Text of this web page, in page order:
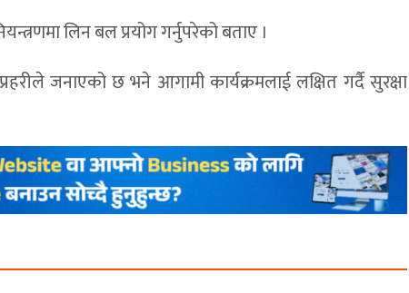
लिन बल प्रयोग गर्नुपरेको बताए ।
जनाएको छ भने आगामी कार्यक्रमलाई लक्षित गर्दै सुरक्षा